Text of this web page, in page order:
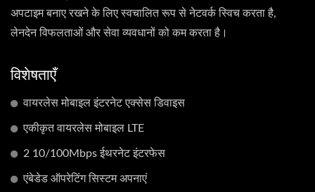
अपटाइम बनाए रखने के लिए स्वचालित रूप से नेटवर्क स्विच करता है,
लेनदेन विफलताओं और सेवा व्यवधानों को कम करता है।
विशेषताएँ
वायरलेस मोबाइल इंटरनेट एक्सेस डिवाइस
एकीकृत वायरलेस मोबाइल LTE
2 10/100Mbps ईथरनेट इंटरफेस
एंबेडेड ऑपरेटिंग सिस्टम अपनाएं